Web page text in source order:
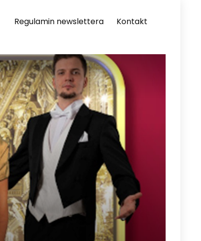
Regulamin newslettera Kontakt